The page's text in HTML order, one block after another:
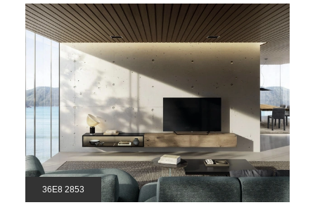
36E8 2853